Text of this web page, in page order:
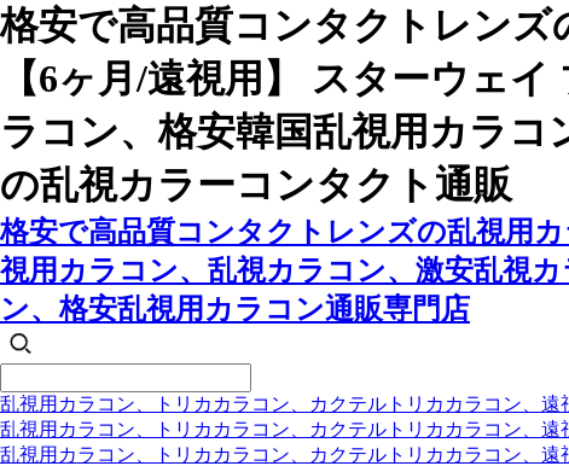
格安で高品質コンタクトレン
【6ヶ月/遠視用】 スターウェ
ラコン、格安韓国乱視用カラ
の乱視カラーコンタクト通販
格安で高品質コンタクトレンズの乱視用
視用カラコン、乱視カラコン、激安乱視
ン、格安乱視用カラコン通販専門店
乱視用カラコン、トリカカラコン、カクテルトリカカラコン、
乱視用カラコン、トリカカラコン、カクテルトリカカラコン、
乱視用カラコン、トリカカラコン、カクテルトリカカラコン、